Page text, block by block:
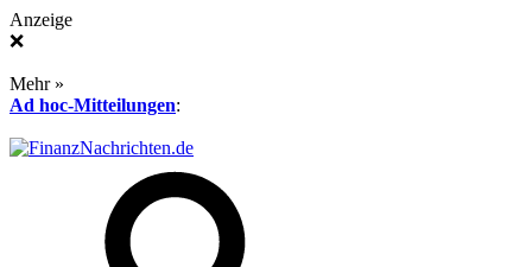
Anzeige
❌
Mehr »
Ad hoc-Mitteilungen: